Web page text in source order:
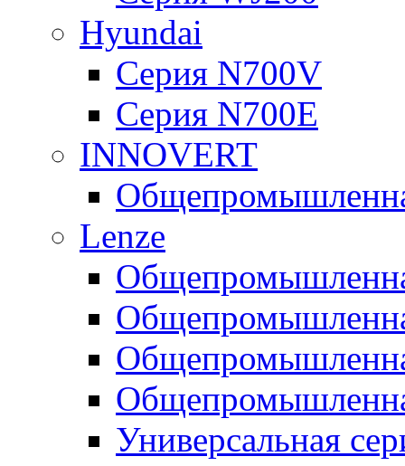
Hyundai
Серия N700V
Серия N700Е
INNOVERT
Lenze
Универсальная